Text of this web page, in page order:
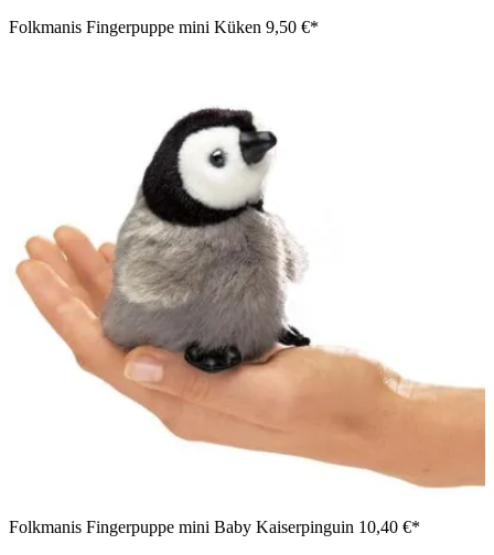
Folkmanis Fingerpuppe mini Küken 9,50 €*
Folkmanis Fingerpuppe mini Baby Kaiserpinguin 10,40 €*